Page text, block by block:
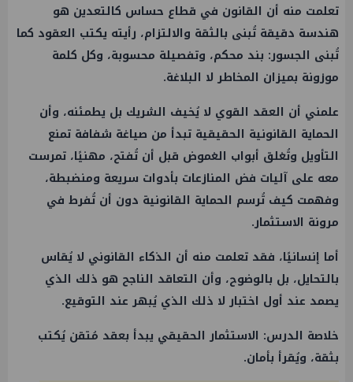
تعلمت منه أن القانون في قطاع حساس كالتعدين هو
هندسة دقيقة تُبنى بالثقة والالتزام، رأيته يكتب العقود كما
تُبنى الجسور: بند محكم، وتفصيلة محسوبة، وكل كلمة
موزونة بميزان المخاطر لا البلاغة.
علمني أن العقد القوي لا يُخيف الشريك بل يطمئنه، وأن
الحماية القانونية الحقيقية تبدأ من صياغة شفافة تمنع
التأويل وتُغلق أبواب الغموض قبل أن تُفتح، مهنيًا، تمرست
معه على آليات فض المنازعات بأدوات سريعة ومنضبطة،
وفهمت كيف تُرسم الحماية القانونية دون أن تُفرط في
مرونة الاستثمار.
أما إنسانيًا، فقد تعلمت منه أن الذكاء القانوني لا يُقاس
بالتحايل، بل بالوضوح، وأن التعاقد الناجح هو ذلك الذي
يصمد عند أول اختبار لا ذلك الذي يُبهر عند التوقيع.
خلاصة الدرس: الاستثمار الحقيقي يبدأ بعقد مُتقن يُكتب
بثقة، ويُقرأ بأمان.